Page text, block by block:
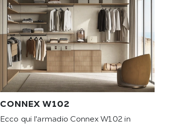
CONNEX W102
Ecco qui l'armadio Connex W102 in